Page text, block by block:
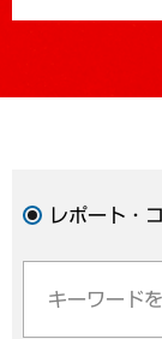
レポート・